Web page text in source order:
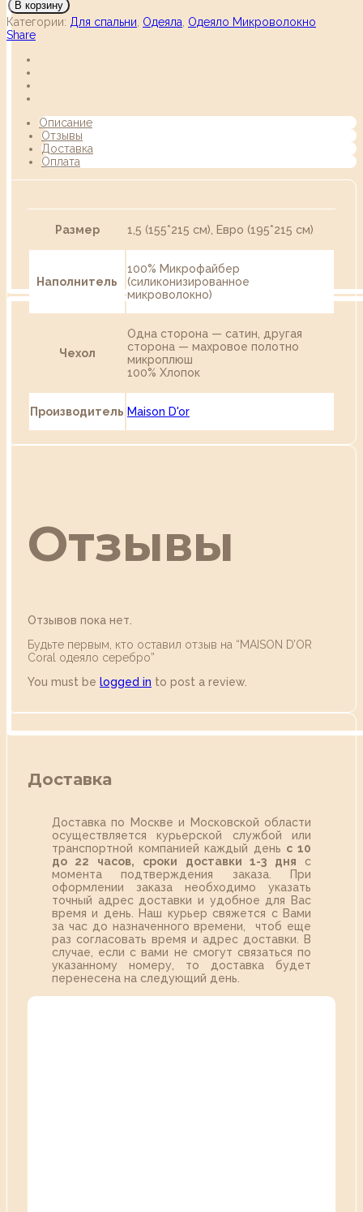
В корзину
Категории: Для спальни Одеяла Одеяло Микроволокно
Share
Описание
Отзывы
Доставка
Оплата
Размер 1,5 (155*215 см), Евро (195*215 см)
Наполнитель
100% Микрофайбер
(cиликонизированное
микроволокно)
Чехол
Одна сторона — сатин, другая
сторона — махровое полотно
микроплюш
100% Хлопок
Производитель Maison D'or
Отзывы
Отзывов пока нет.
Будьте первым, кто оставил отзыв на “MAISON D’OR
Coral одеяло серебро”
You must be logged in to post a review.
Доставка
Доставка по Москве и Московской области
осуществляется курьерской службой или
транспортной компанией каждый день с 10
до 22 часов,
сроки доставки 1-3 дня с
момента подтверждения заказа. При
оформлении заказа необходимо указать
точный адрес доставки и удобное для Вас
время и день. Наш курьер свяжется с Вами
за час до назначенного времени, чтоб еще
раз согласовать время и адрес доставки. В
случае, если с вами не смогут связаться по
указанному номеру, то доставка будет
перенесена на следующий день.